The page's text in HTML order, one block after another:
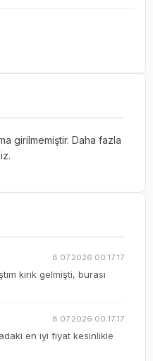
girilmemiştir. Daha fazla
8.07.2026 00:17:17
kırık gelmişti, burası
8.07.2026 00:17:17
en iyi fiyat kesinlikle